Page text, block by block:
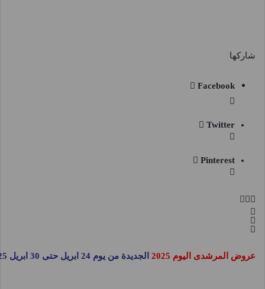
شاركها
Facebook
Twitter
Pinterest
عروض المرشدى اليوم 2025 الجديدة من يوم 24 ابريل حتى 30 ابريل 2025 عروض الصيف نستعرضها معكم فى صفحة واحدة فقط دون التنقل على موقع